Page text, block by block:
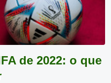
de 2022: o que